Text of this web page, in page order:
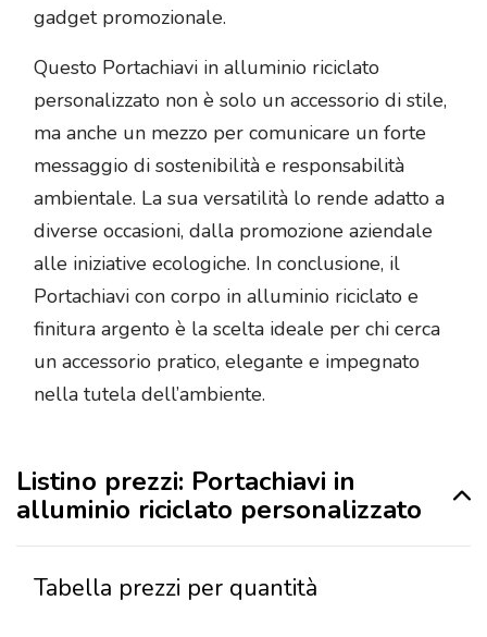
gadget promozionale.
Questo Portachiavi in alluminio riciclato
personalizzato non è solo un accessorio di stile,
ma anche un mezzo per comunicare un forte
messaggio di sostenibilità e responsabilità
ambientale. La sua versatilità lo rende adatto a
diverse occasioni, dalla promozione aziendale
alle iniziative ecologiche. In conclusione, il
Portachiavi con corpo in alluminio riciclato e
finitura argento è la scelta ideale per chi cerca
un accessorio pratico, elegante e impegnato
nella tutela dell’ambiente.
Listino prezzi: Portachiavi in
alluminio riciclato personalizzato
Tabella prezzi per quantità